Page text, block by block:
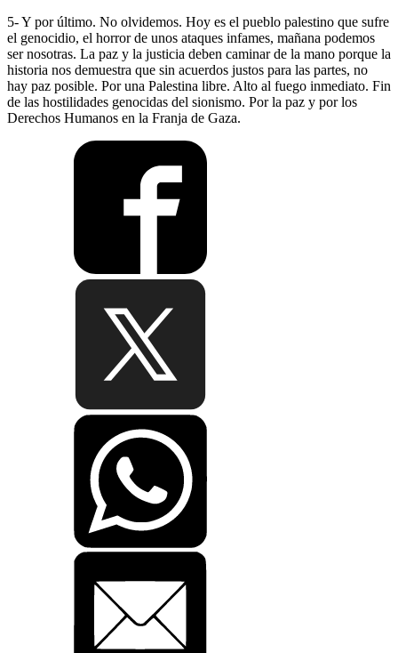
5- Y por último. No olvidemos. Hoy es el pueblo palestino que sufre
el genocidio, el horror de unos ataques infames, mañana podemos
ser nosotras. La paz y la justicia deben caminar de la mano porque la
historia nos demuestra que sin acuerdos justos para las partes, no
hay paz posible. Por una Palestina libre. Alto al fuego inmediato. Fin
de las hostilidades genocidas del sionismo. Por la paz y por los
Derechos Humanos en la Franja de Gaza.